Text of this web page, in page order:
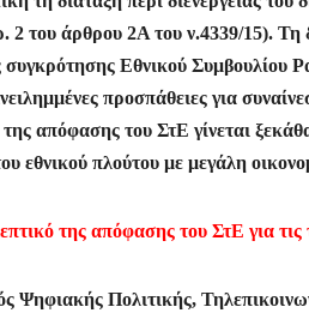
2 του άρθρου 2Α του ν.4339/15).
Εθνικού Συμβουλίου
προσπάθειες για
απόφασης του ΣτΕ γίνεται
εθνικού πλούτου με μεγάλη
της απόφασης του ΣτΕ για τις
Ψηφιακής Πολιτικής,